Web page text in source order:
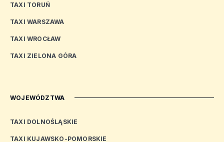
TAXI TORUŃ
TAXI WARSZAWA
TAXI WROCŁAW
TAXI ZIELONA GÓRA
WOJEWÓDZTWA
TAXI DOLNOŚLĄSKIE
TAXI KUJAWSKO-POMORSKIE